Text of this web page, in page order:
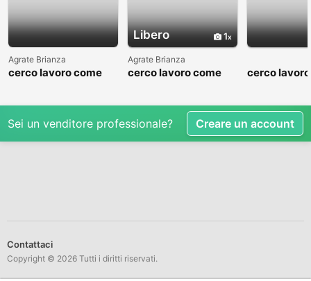
Agrate Brianza
cerco lavoro come
Libero 1
Agrate Brianza
cerco lavoro come
cerco
Sei un venditore professionale? Creare un account
Contattaci
Copyright © 2026 Tutti i diritti riservati.